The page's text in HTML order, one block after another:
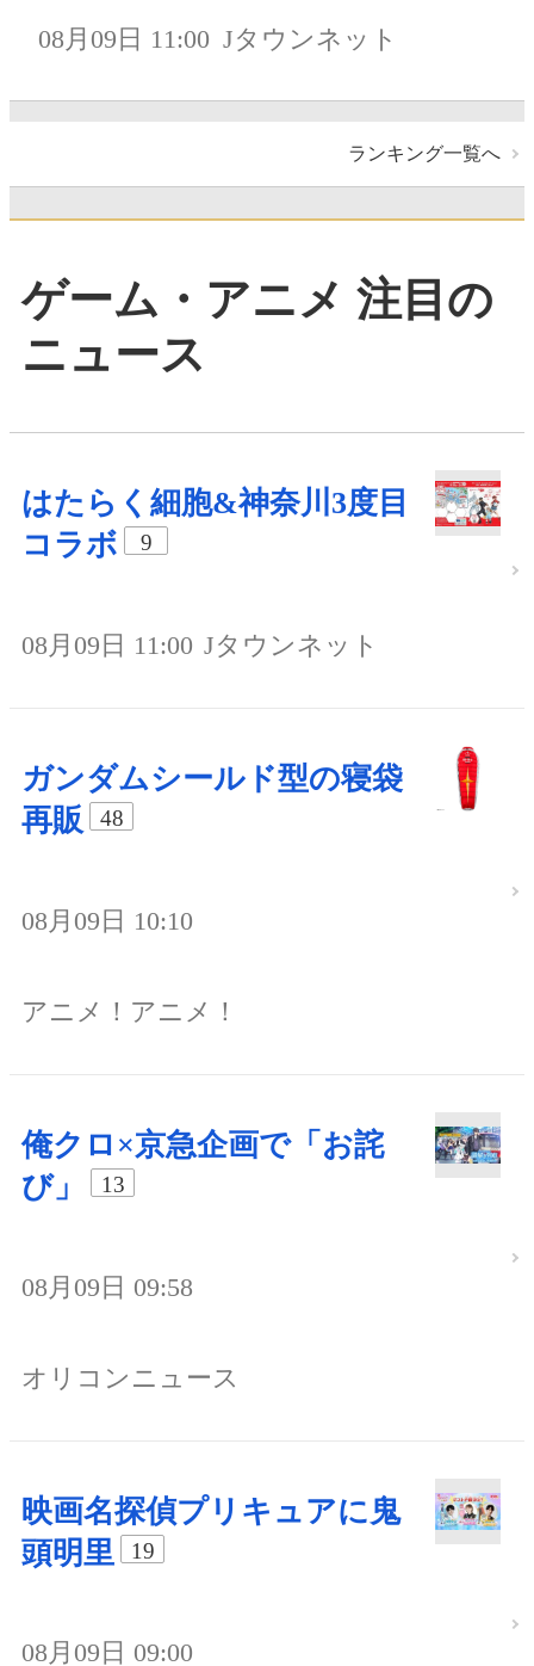
08月09日 11:00 Jタウンネット
ランキング一覧へ
ゲーム・アニメ 注目の
ニュース
はたらく細胞&神奈川3度目
コラボ
9
08月09日 11:00 Jタウンネット
ガンダムシールド型の寝袋
再販
48
08月09日 10:10
アニメ！アニメ！
俺クロ×京急企画で「お詫
び」
13
08月09日 09:58
オリコンニュース
映画名探偵プリキュアに鬼
頭明里
19
08月09日 09:00